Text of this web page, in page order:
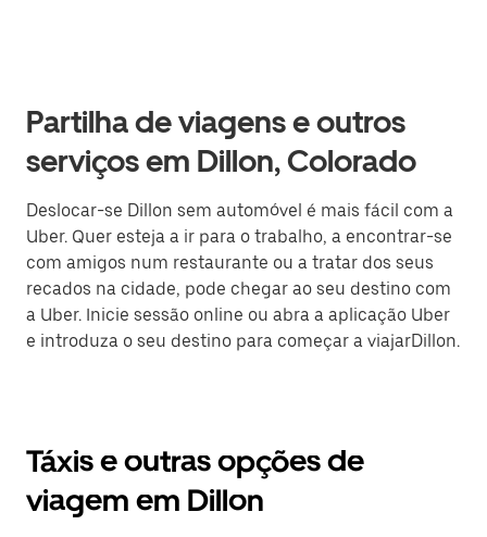
Partilha de viagens e outros
serviços em Dillon, Colorado
Deslocar-se Dillon sem automóvel é mais fácil com a
Uber. Quer esteja a ir para o trabalho, a encontrar-se
com amigos num restaurante ou a tratar dos seus
recados na cidade, pode chegar ao seu destino com
a Uber. Inicie sessão online ou abra a aplicação Uber
e introduza o seu destino para começar a viajarDillon.
Táxis e outras opções de
viagem em Dillon